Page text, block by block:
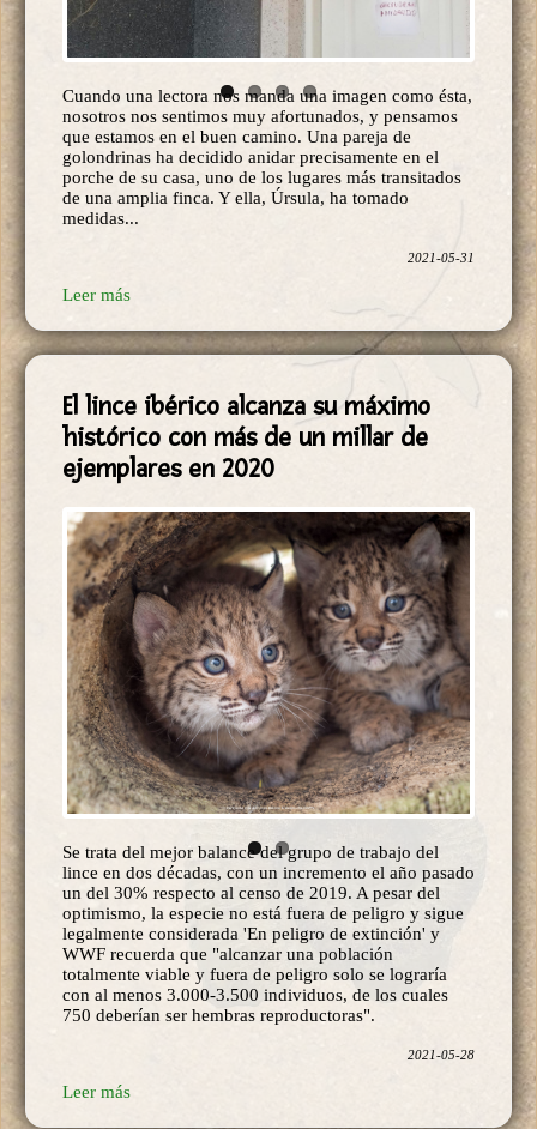
Cuando una lectora nos manda una imagen como ésta,
nosotros nos sentimos muy afortunados, y pensamos
que estamos en el buen camino. Una pareja de
golondrinas ha decidido anidar precisamente en el
porche de su casa, uno de los lugares más transitados
de una amplia finca. Y ella, Úrsula, ha tomado
medidas...
histórico con más de un millar de
ejemplares en 2020
Se trata del mejor balance del grupo de trabajo del
lince en dos décadas, con un incremento el año pasado
un del 30% respecto al censo de 2019. A pesar del
optimismo, la especie no está fuera de peligro y sigue
legalmente considerada 'En peligro de extinción' y
WWF recuerda que "alcanzar una población
totalmente viable y fuera de peligro solo se lograría
con al menos 3.000-3.500 individuos, de los cuales
750 deberían ser hembras reproductoras".